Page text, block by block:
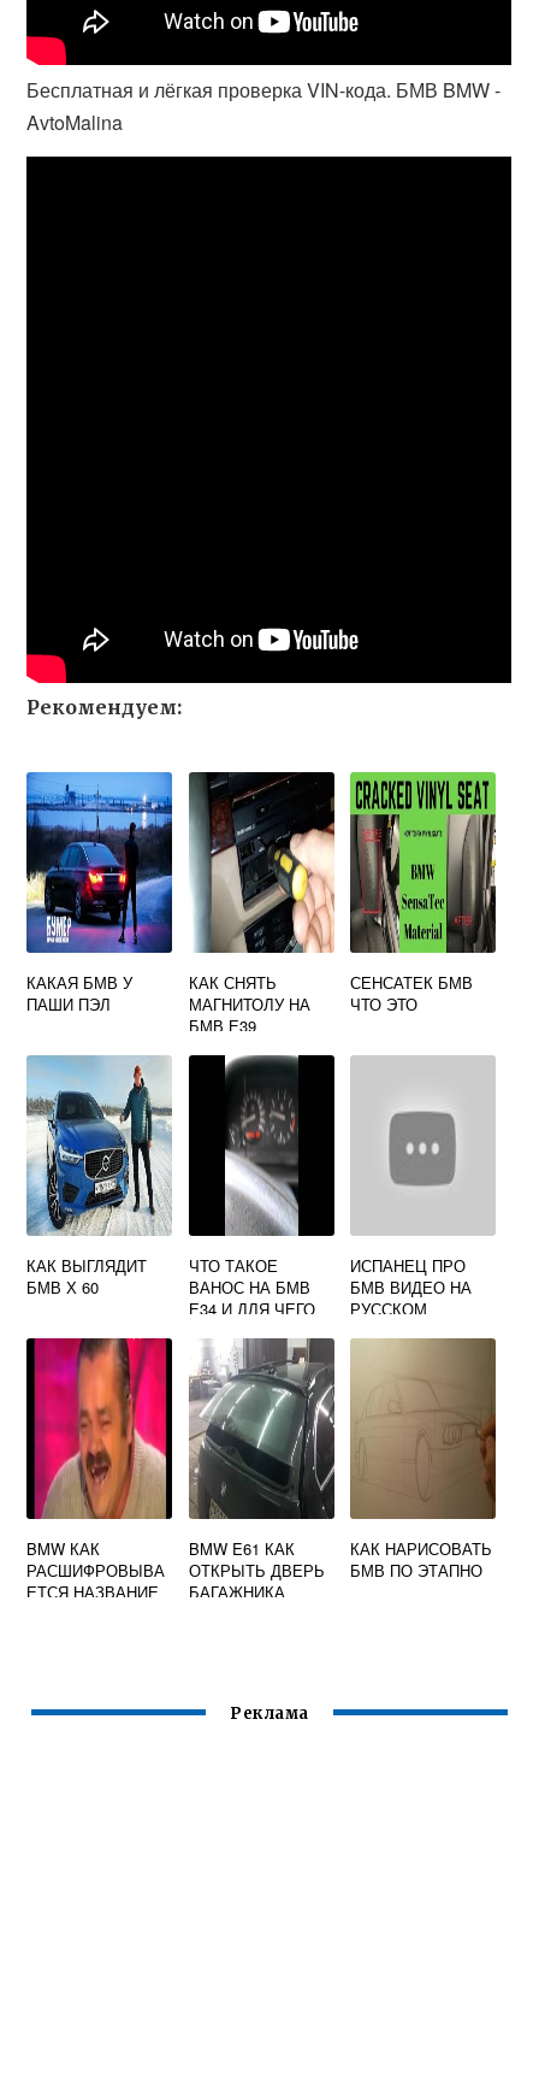
Бесплатная и лёгкая проверка VIN-кода. БМВ BMW -
AvtoMalina
Рекомендуем:
КАКАЯ БМВ У
ПАШИ ПЭЛ
КАК СНЯТЬ
МАГНИТОЛУ НА
БМВ Е39
СЕНСАТЕК БМВ
ЧТО ЭТО
КАК ВЫГЛЯДИТ
БМВ Х 60
ЧТО ТАКОЕ
ВАНОС НА БМВ
Е34 И ДЛЯ ЧЕГО
ИСПАНЕЦ ПРО
БМВ ВИДЕО НА
РУССКОМ
BMW КАК
РАСШИФРОВЫВА
ЕТСЯ НАЗВАНИЕ
BMW E61 КАК
ОТКРЫТЬ ДВЕРЬ
БАГАЖНИКА
КАК НАРИСОВАТЬ
БМВ ПО ЭТАПНО
Реклама